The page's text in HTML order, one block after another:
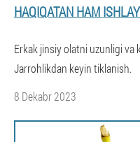
HAQIQATAN HAM
Erkak jinsiy olatni uzunligi
Jarrohlikdan keyin tiklanish.
8 Dekabr 2023